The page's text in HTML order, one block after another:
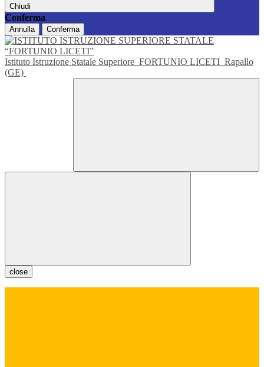
Chiudi
Conferma
Annulla Conferma
Istituto Istruzione Statale Superiore FORTUNIO LICETI Rapallo
(GE)
close